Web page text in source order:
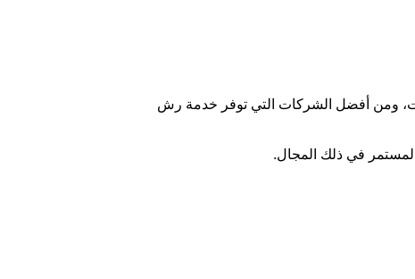
ومن أفضل الشركات التي توفر خدمة رش
المستمر في ذلك المجال.